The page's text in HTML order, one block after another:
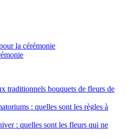
la cérémonie
traditionnels bouquets de fleurs de
: quelles sont les règles à
: quelles sont les fleurs qui ne